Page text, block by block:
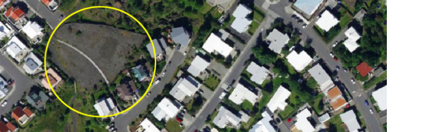
2 – Einarsreitur
Litli Ratleikur 2021